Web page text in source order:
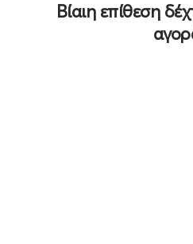
Βίαιη επίθεση